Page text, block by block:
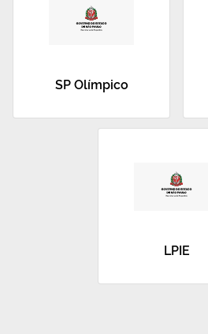
SP Olímpico
LPIE